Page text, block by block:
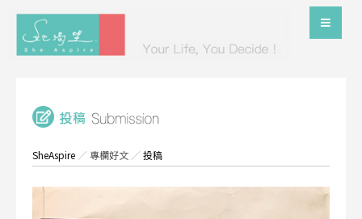
SheAspire ／專欄好文 ／投稿